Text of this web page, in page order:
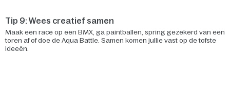
Tip 9: Wees creatief samen
Maak een race op een BMX, ga paintballen, spring gezekerd van een
toren af of doe de Aqua Battle. Samen komen jullie vast op de tofste
ideeën.